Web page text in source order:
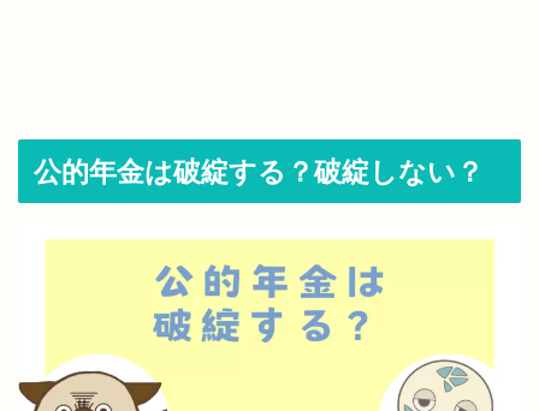
公的年金は破綻する？破綻しない？